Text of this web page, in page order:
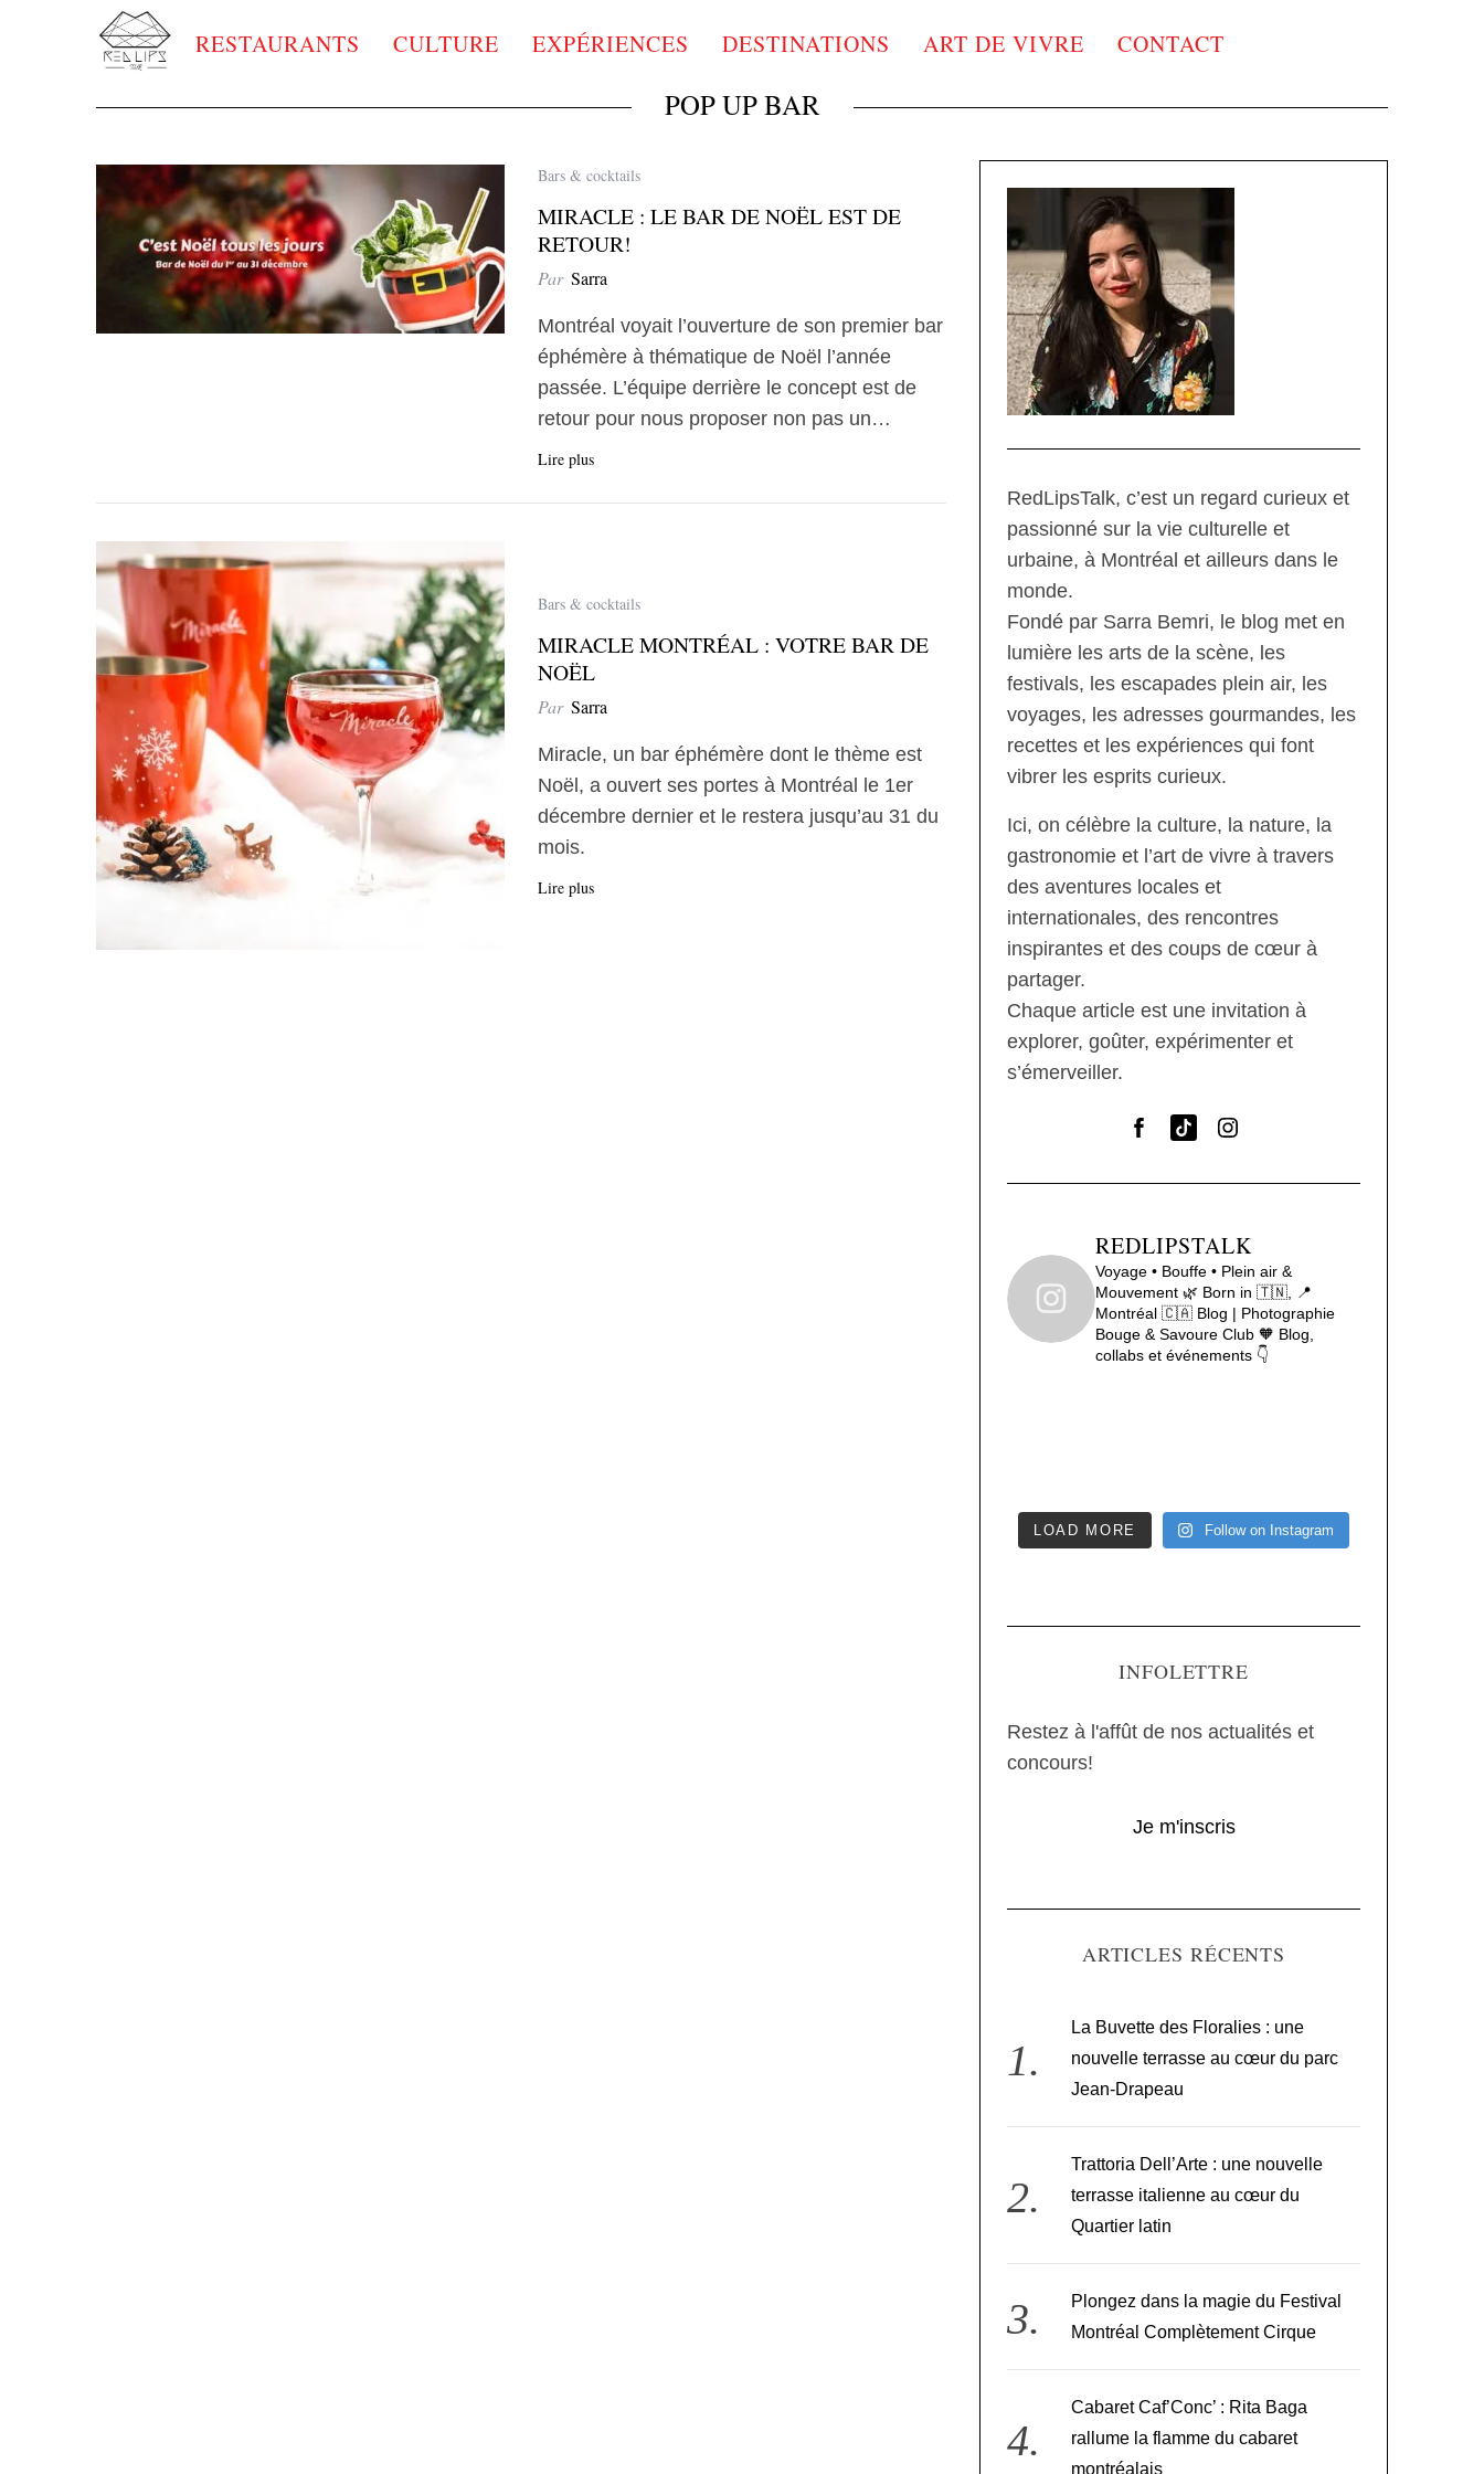
RESTAURANTS CULTURE EXPÉRIENCES DESTINATIONS ART DE VIVRE CONTACT
POP UP BAR
Bars & cocktails
MIRACLE : LE BAR DE NOËL EST DE
RETOUR!
Par Sarra
Montréal voyait l’ouverture de son premier bar
éphémère à thématique de Noël l’année
passée. L’équipe derrière le concept est de
retour pour nous proposer non pas un…
Lire plus
Bars & cocktails
MIRACLE MONTRÉAL : VOTRE BAR DE
NOËL
Par Sarra
Miracle, un bar éphémère dont le thème est
Noël, a ouvert ses portes à Montréal le 1er
décembre dernier et le restera jusqu’au 31 du
mois.
Lire plus
RedLipsTalk, c’est un regard curieux et
passionné sur la vie culturelle et
urbaine, à Montréal et ailleurs dans le
monde.
Fondé par Sarra Bemri, le blog met en
lumière les arts de la scène, les
festivals, les escapades plein air, les
voyages, les adresses gourmandes, les
recettes et les expériences qui font
vibrer les esprits curieux.
Ici, on célèbre la culture, la nature, la
gastronomie et l’art de vivre à travers
des aventures locales et
internationales, des rencontres
inspirantes et des coups de cœur à
partager.
Chaque article est une invitation à
explorer, goûter, expérimenter et
s’émerveiller.
REDLIPSTALK
Voyage • Bouffe • Plein air &
Mouvement 🌿 Born in 🇹🇳, 📍
Montréal 🇨🇦 Blog | Photographie
Bouge & Savoure Club 🧡 Blog,
collabs et événements 👇
LOAD MORE Follow on Instagram
INFOLETTRE
Restez à l'affût de nos actualités et
concours!
Je m'inscris
ARTICLES RÉCENTS
La Buvette des Floralies : une
nouvelle terrasse au cœur du parc
Jean-Drapeau
Trattoria Dell’Arte : une nouvelle
terrasse italienne au cœur du
Quartier latin
Plongez dans la magie du Festival
Montréal Complètement Cirque
Cabaret Caf’Conc’ : Rita Baga
rallume la flamme du cabaret
montréalais